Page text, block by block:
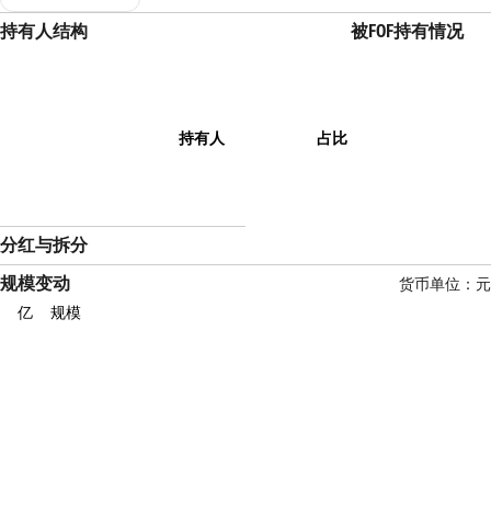
持有人结构
持有人 占比
被FOF持有情况
分红与拆分
规模变动
货币单位：元
亿
规模